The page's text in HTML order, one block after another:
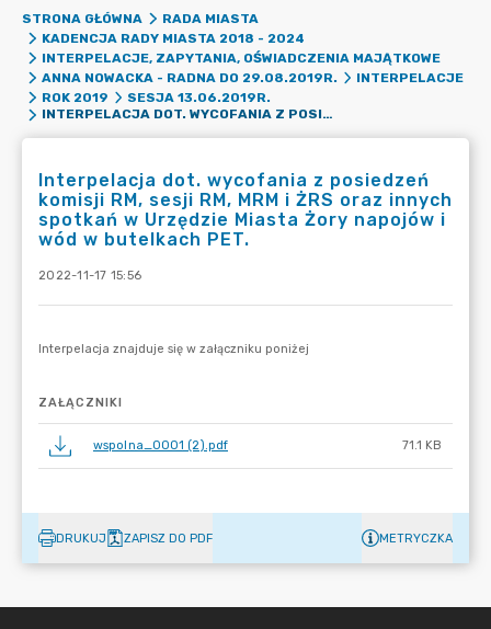
STRONA GŁÓWNA
RADA MIASTA
KADENCJA RADY MIASTA 2018 - 2024
INTERPELACJE, ZAPYTANIA, OŚWIADCZENIA MAJĄTKOWE
ANNA NOWACKA - RADNA DO 29.08.2019R.
INTERPELACJE
ROK 2019
SESJA 13.06.2019R.
INTERPELACJA DOT. WYCOFANIA Z POSIEDZEŃ KOMISJI RM, SESJI RM, MRM I ŻRS ORAZ INNYCH SPOTKAŃ W URZĘDZIE MIASTA ŻORY NAPOJÓW I WÓD W BUTELKACH PET.
Interpelacja dot. wycofania z posiedzeń
komisji RM, sesji RM, MRM i ŻRS oraz innych
spotkań w Urzędzie Miasta Żory napojów i
wód w butelkach PET.
2022-11-17 15:56
ZAŁĄCZNIKI
wspolna_0001 (2).pdf 71.1 KB
DRUKUJ ZAPISZ DO PDF METRYCZKA